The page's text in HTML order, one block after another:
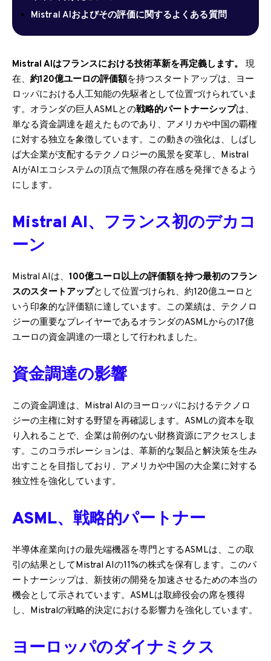
Mistral AIおよびその評価に関するよくある質問
Mistral AIはフランスにおける技術革新を再定義します。
現
在、 約120億ユーロの評価額を持つスタートアップは、ヨー
ロッパにおける人工知能の先駆者として位置づけられていま
す。オランダの巨人ASMLとの戦略的パートナーシップは、
単なる資金調達を超えたものであり、アメリカや中国の覇権
に対する独立を象徴しています。この動きの強化は、しばし
ば大企業が支配するテクノロジーの風景を変革し、Mistral
AIがAIエコシステムの頂点で無限の存在感を発揮できるよう
にします。
Mistral AI、フランス初のデカコ
ーン
Mistral AIは、 100億ユーロ以上の評価額を持つ最初のフラン
スのスタートアップとして位置づけられ、約120億ユーロと
いう印象的な評価額に達しています。この業績は、テクノロ
ジーの重要なプレイヤーであるオランダのASMLからの17億
ユーロの資金調達の一環として行われました。
資金調達の影響
この資金調達は、Mistral AIのヨーロッパにおけるテクノロ
ジーの主権に対する野望を再確認します。ASMLの資本を取
り入れることで、企業は前例のない財務資源にアクセスしま
す。このコラボレーションは、革新的な製品と解決策を生み
出すことを目指しており、アメリカや中国の大企業に対する
独立性を強化しています。
ASML、戦略的パートナー
半導体産業向けの最先端機器を専門とするASMLは、この取
引の結果としてMistral AIの11%の株式を保有します。このパ
ートナーシップは、新技術の開発を加速させるための本当の
機会として示されています。ASMLは取締役会の席を獲得
し、Mistralの戦略的決定における影響力を強化しています。
ヨーロッパのダイナミクス